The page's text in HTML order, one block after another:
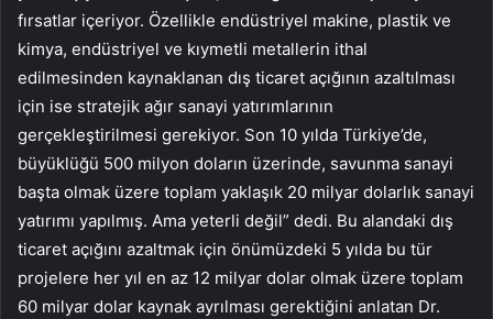
fırsatlar içeriyor. Özellikle endüstriyel makine, plastik ve
kimya, endüstriyel ve kıymetli metallerin ithal
edilmesinden kaynaklanan dış ticaret açığının azaltılması
için ise stratejik ağır sanayi yatırımlarının
gerçekleştirilmesi gerekiyor. Son 10 yılda Türkiye’de,
büyüklüğü 500 milyon doların üzerinde, savunma sanayi
başta olmak üzere toplam yaklaşık 20 milyar dolarlık sanayi
yatırımı yapılmış. Ama yeterli değil” dedi. Bu alandaki dış
ticaret açığını azaltmak için önümüzdeki 5 yılda bu tür
projelere her yıl en az 12 milyar dolar olmak üzere toplam
60 milyar dolar kaynak ayrılması gerektiğini anlatan Dr.